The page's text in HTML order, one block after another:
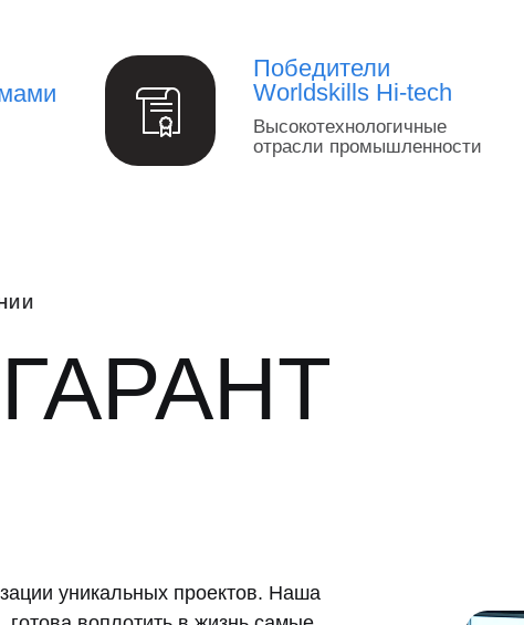
Победители
Worldskills Hi-tech
Высокотехнологичные
отрасли промышленности
уникальных проектов. Наша